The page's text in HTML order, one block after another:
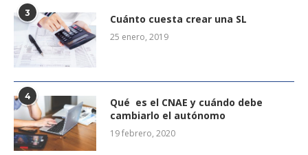
3 Cuánto cuesta crear una SL
25 enero, 2019
4
Qué es el CNAE y cuándo debe
cambiarlo el autónomo
19 febrero, 2020